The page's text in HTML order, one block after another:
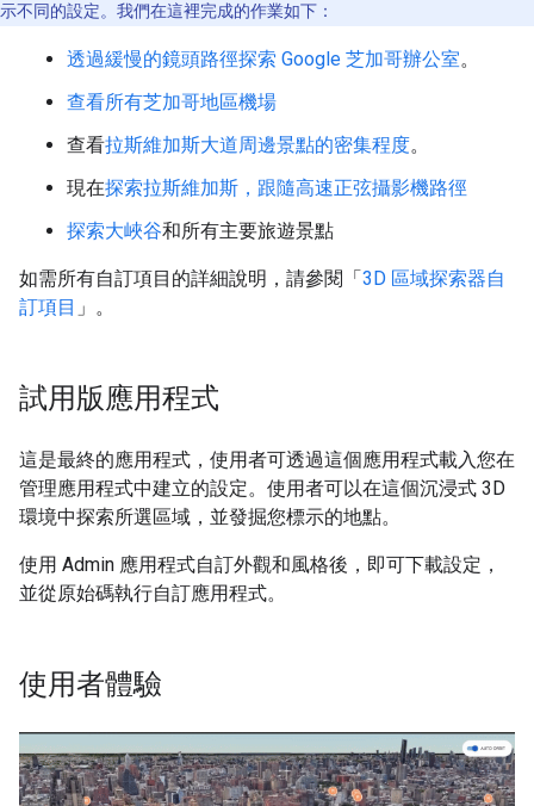
示不同的設定。我們在這裡完成的作業如下：
透過緩慢的鏡頭路徑探索 Google 芝加哥辦公室。
查看所有芝加哥地區機場
查看拉斯維加斯大道周邊景點的密集程度。
現在探索拉斯維加斯，跟隨高速正弦攝影機路徑
探索大峽谷和所有主要旅遊景點
如需所有自訂項目的詳細說明，請參閱「3D 區域探索器自
訂項目 」。
試用版應用程式
這是最終的應用程式，使用者可透過這個應用程式載入您在
管理應用程式中建立的設定。使用者可以在這個沉浸式 3D
環境中探索所選區域，並發掘您標示的地點。
使用 Admin 應用程式自訂外觀和風格後，即可下載設定，
並從原始碼執行自訂應用程式。
使用者體驗